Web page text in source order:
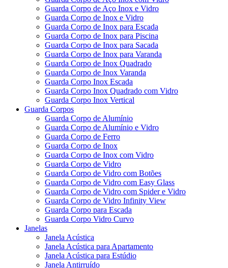
Guarda Corpo de Aço Inox e Vidro
Guarda Corpo de Inox e Vidro
Guarda Corpo de Inox para Escada
Guarda Corpo de Inox para Piscina
Guarda Corpo de Inox para Sacada
Guarda Corpo de Inox para Varanda
Guarda Corpo de Inox Quadrado
Guarda Corpo de Inox Varanda
Guarda Corpo Inox Escada
Guarda Corpo Inox Quadrado com Vidro
Guarda Corpo Inox Vertical
Guarda Corpos
Guarda Corpo de Alumínio
Guarda Corpo de Alumínio e Vidro
Guarda Corpo de Ferro
Guarda Corpo de Inox
Guarda Corpo de Inox com Vidro
Guarda Corpo de Vidro
Guarda Corpo de Vidro com Botões
Guarda Corpo de Vidro com Easy Glass
Guarda Corpo de Vidro com Spider e Vidro
Guarda Corpo de Vidro Infinity View
Guarda Corpo para Escada
Guarda Corpo Vidro Curvo
Janelas
Janela Acústica
Janela Acústica para Apartamento
Janela Acústica para Estúdio
Janela Antirruído